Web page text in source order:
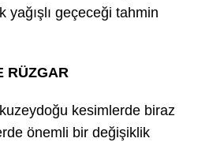
yağışlı geçeceği tahmin
RÜZGAR
kuzeydoğu kesimlerde biraz
önemli bir değişiklik